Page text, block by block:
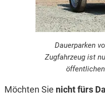
Dauerparken
Zugfahrzeug ist
Möchten Sie nicht fürs